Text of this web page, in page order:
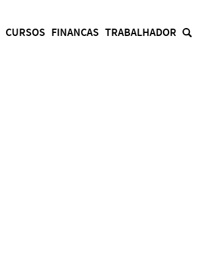
CURSOS FINANCAS TRABALHADOR